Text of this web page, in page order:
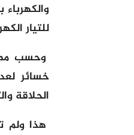
للتيار
وحسب
خسائر
الحلاقة
هذا ولم